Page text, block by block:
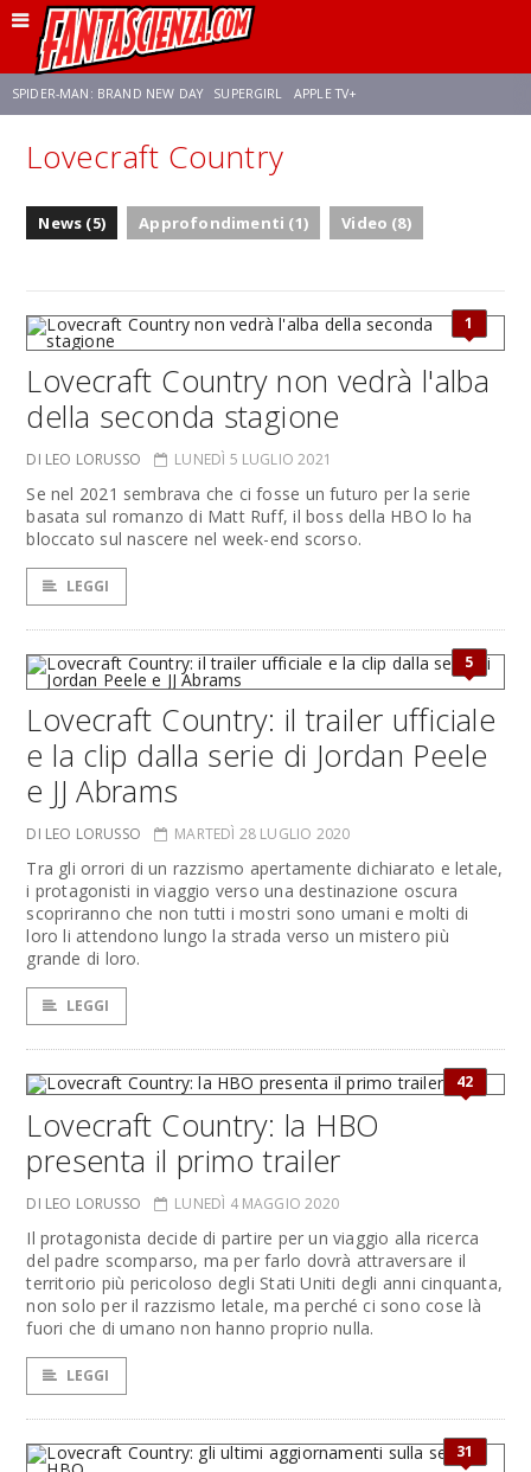
SPIDER-MAN: BRAND NEW DAY SUPERGIRL APPLE TV+
FRANCO RICCIARDIELLO ZENDAYA STAR TREK
Lovecraft Country
News (5) Approfondimenti (1) Video (8)
1
Lovecraft Country non vedrà l'alba
della seconda stagione
DI LEO LORUSSO LUNEDÌ 5 LUGLIO 2021
Se nel 2021 sembrava che ci fosse un futuro per la serie
basata sul romanzo di Matt Ruff, il boss della HBO lo ha
bloccato sul nascere nel week-end scorso.
LEGGI
5
Lovecraft Country: il trailer ufficiale
e la clip dalla serie di Jordan Peele
e JJ Abrams
DI LEO LORUSSO MARTEDÌ 28 LUGLIO 2020
Tra gli orrori di un razzismo apertamente dichiarato e letale,
i protagonisti in viaggio verso una destinazione oscura
scopriranno che non tutti i mostri sono umani e molti di
loro li attendono lungo la strada verso un mistero più
grande di loro.
LEGGI
42
Lovecraft Country: la HBO
presenta il primo trailer
DI LEO LORUSSO LUNEDÌ 4 MAGGIO 2020
Il protagonista decide di partire per un viaggio alla ricerca
del padre scomparso, ma per farlo dovrà attraversare il
territorio più pericoloso degli Stati Uniti degli anni cinquanta,
non solo per il razzismo letale, ma perché ci sono cose là
fuori che di umano non hanno proprio nulla.
LEGGI
31